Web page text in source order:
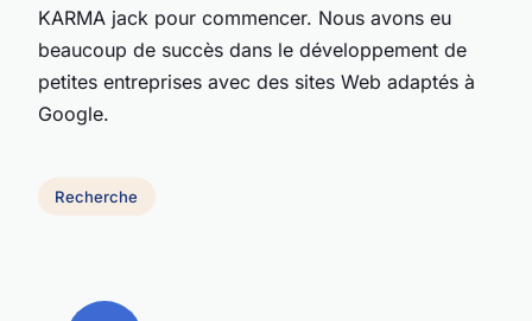
KARMA jack pour commencer. Nous avons eu
beaucoup de succès dans le développement de
petites entreprises avec des sites Web adaptés à
Google.
Recherche